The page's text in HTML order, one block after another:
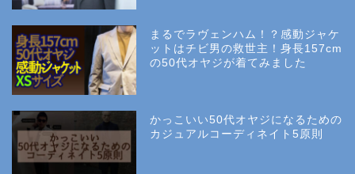
まるでラヴェンハム！？感動ジャケ
ットはチビ男の救世主！身長157cm
の50代オヤジが着てみました
かっこいい50代オヤジになるための
カジュアルコーディネイト5原則